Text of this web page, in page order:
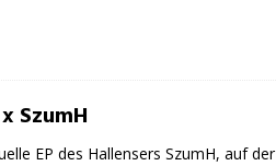
SzumH
EP des Hallensers SzumH, auf der